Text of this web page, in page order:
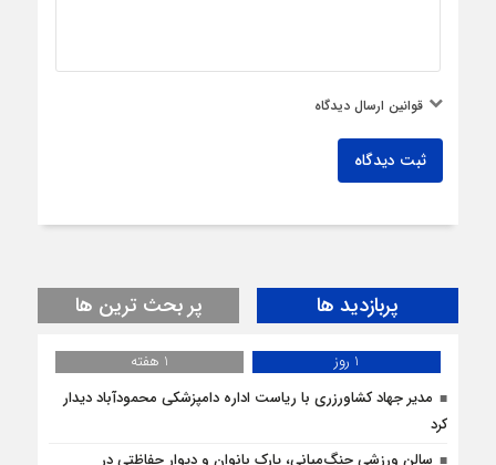
قوانین ارسال دیدگاه
ثبت دیدگاه
پربازدید ها پر بحث ترین ها
1 روز
1 هفته
مدیر جهاد کشاورزری با ریاست اداره دامپزشکی محمودآباد دیدار
کرد
سالن ورزشی چنگ‌میانی، پارک بانوان و دیوار حفاظتی در